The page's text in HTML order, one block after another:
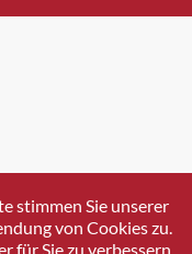
stimmen Sie unserer
von Cookies zu.
für Sie zu verbessern.